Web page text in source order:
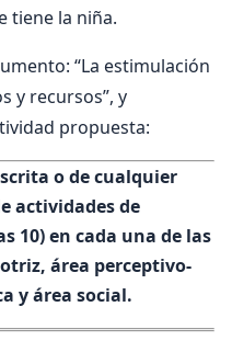
tiene la niña.
“La estimulación
y recursos”, y
propuesta:
o de cualquier
actividades de
10) en cada una de las
área perceptivo-
y área social.